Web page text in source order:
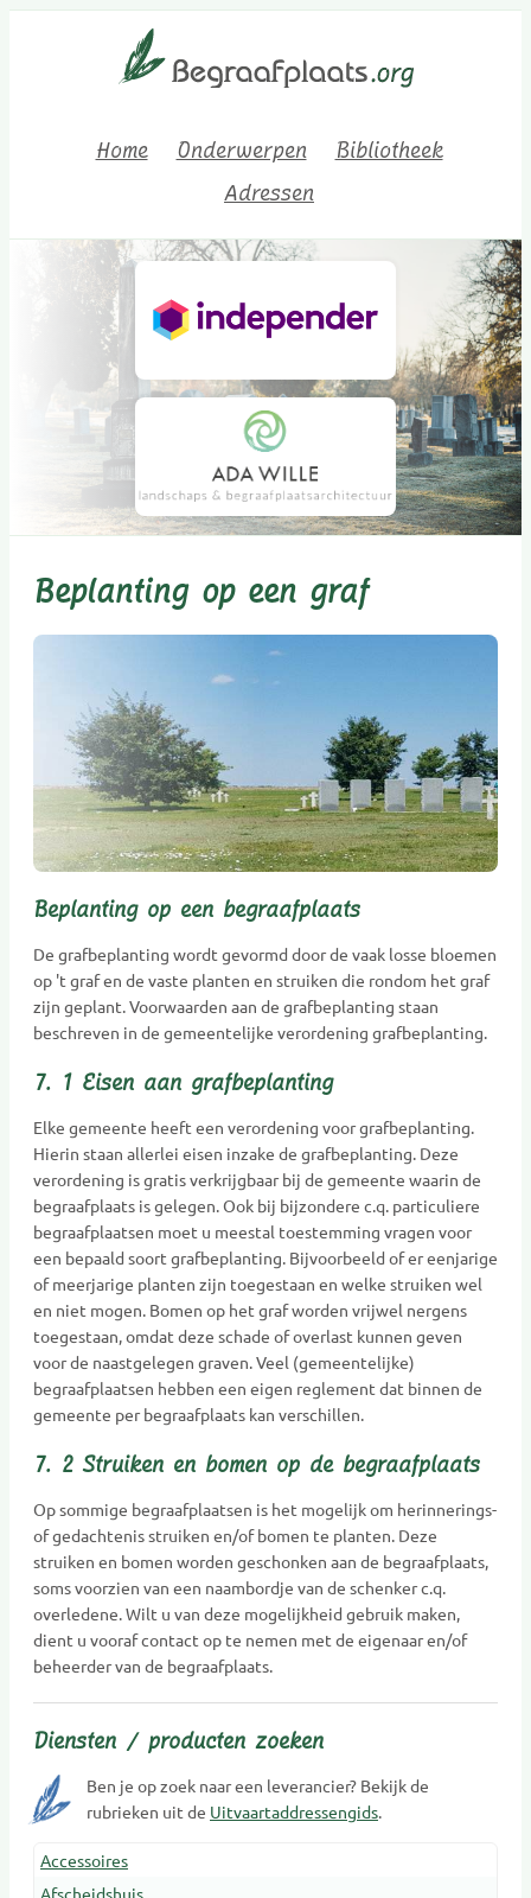
Home Onderwerpen
Bibliotheek
Adressen
Beplanting op een graf
Beplanting op een begraafplaats
De grafbeplanting wordt gevormd door de vaak losse bloemen
op 't graf en de vaste planten en struiken die rondom het graf
zijn geplant. Voorwaarden aan de grafbeplanting staan
beschreven in de gemeentelijke verordening grafbeplanting.
7. 1 Eisen aan grafbeplanting
Elke gemeente heeft een verordening voor grafbeplanting.
Hierin staan allerlei eisen inzake de grafbeplanting. Deze
verordening is gratis verkrijgbaar bij de gemeente waarin de
begraafplaats is gelegen. Ook bij bijzondere c.q. particuliere
begraafplaatsen moet u meestal toestemming vragen voor
een bepaald soort grafbeplanting. Bijvoorbeeld of er eenjarige
of meerjarige planten zijn toegestaan en welke struiken wel
en niet mogen. Bomen op het graf worden vrijwel nergens
toegestaan, omdat deze schade of overlast kunnen geven
voor de naastgelegen graven. Veel (gemeentelijke)
begraafplaatsen hebben een eigen reglement dat binnen de
gemeente per begraafplaats kan verschillen.
7. 2 Struiken en bomen op de begraafplaats
Op sommige begraafplaatsen is het mogelijk om herinnerings-
of gedachtenis struiken en/of bomen te planten. Deze
struiken en bomen worden geschonken aan de begraafplaats,
soms voorzien van een naambordje van de schenker c.q.
overledene. Wilt u van deze mogelijkheid gebruik maken,
dient u vooraf contact op te nemen met de eigenaar en/of
beheerder van de begraafplaats.
Diensten / producten zoeken
Ben je op zoek naar een leverancier? Bekijk de
rubrieken uit de Uitvaartaddressengids.
Accessoires
Afscheidshuis